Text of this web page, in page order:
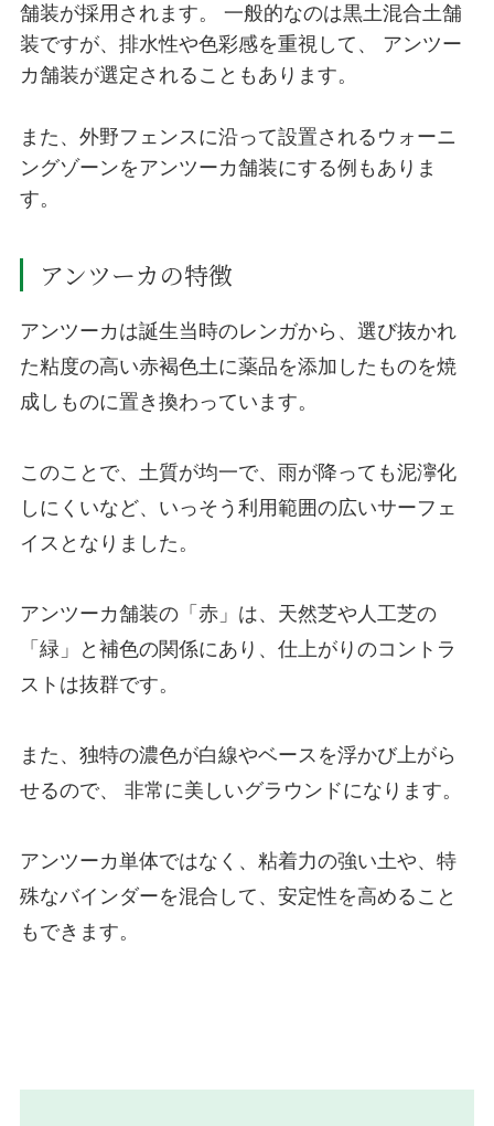
舗装が採用されます。 一般的なのは黒土混合土舗
装ですが、排水性や色彩感を重視して、 アンツー
カ舗装が選定されることもあります。
また、外野フェンスに沿って設置されるウォーニ
ングゾーンをアンツーカ舗装にする例もありま
す。
アンツーカの特徴
アンツーカは誕生当時のレンガから、選び抜かれ
た粘度の高い赤褐色土に薬品を添加したものを焼
成しものに置き換わっています。
このことで、土質が均一で、雨が降っても泥濘化
しにくいなど、いっそう利用範囲の広いサーフェ
イスとなりました。
アンツーカ舗装の「赤」は、天然芝や人工芝の
「緑」と補色の関係にあり、仕上がりのコントラ
ストは抜群です。
また、独特の濃色が白線やベースを浮かび上がら
せるので、 非常に美しいグラウンドになります。
アンツーカ単体ではなく、粘着力の強い土や、特
殊なバインダーを混合して、安定性を高めること
もできます。